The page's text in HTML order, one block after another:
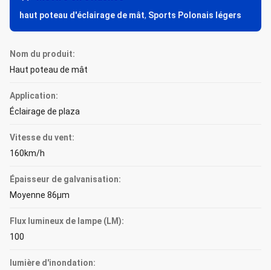
haut poteau d'éclairage de mât, Sports Polonais légers
Nom du produit:
Haut poteau de mât
Application:
Éclairage de plaza
Vitesse du vent:
160km/h
Épaisseur de galvanisation:
Moyenne 86μm
Flux lumineux de lampe (LM):
100
lumière d'inondation: